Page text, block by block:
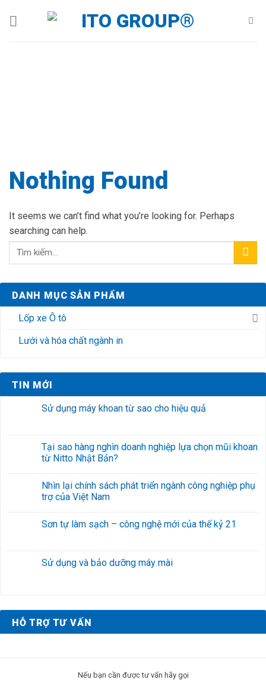
Nothing Found
It seems we can’t find what you’re looking for. Perhaps
searching can help.
DANH MỤC SẢN PHẨM
Lốp xe Ô tô
Lưới và hóa chất ngành in
TIN MỚI
Sử dụng máy khoan từ sao cho hiệu quả
Tại sao hàng nghìn doanh nghiệp lựa chọn mũi khoan
từ Nitto Nhật Bản?
Nhìn lại chính sách phát triển ngành công nghiệp phụ
trợ của Việt Nam
Sơn tự làm sạch – công nghệ mới của thế kỷ 21
Sử dụng và bảo dưỡng máy mài
HỖ TRỢ TƯ VẤN
Nếu bạn cần được tư vấn hãy gọi